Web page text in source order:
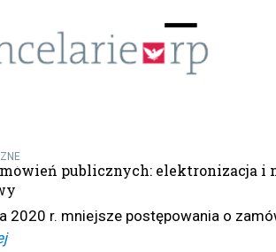
☰
publicznych: elektronizacja i
2020 r. mniejsze postępowania o